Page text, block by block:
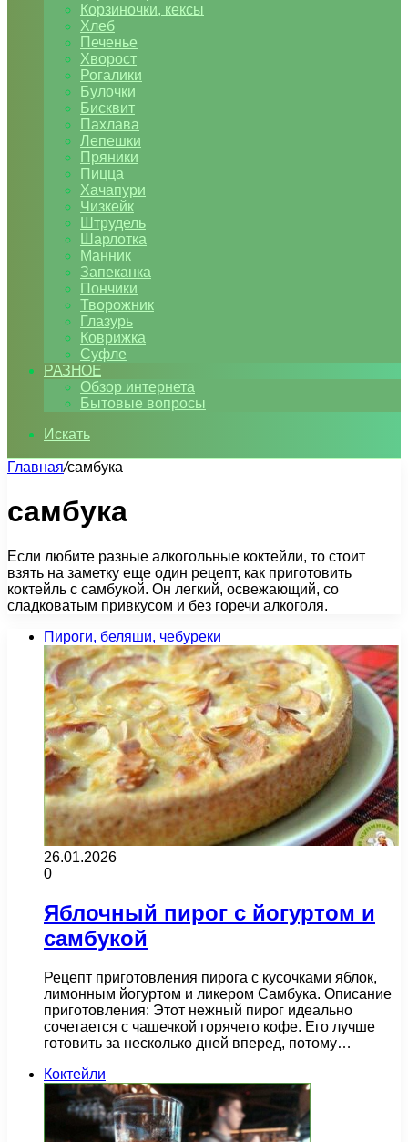
Корзиночки, кексы
Хлеб
Печенье
Хворост
Рогалики
Булочки
Бисквит
Пахлава
Лепешки
Пряники
Пицца
Хачапури
Чизкейк
Штрудель
Шарлотка
Манник
Запеканка
Пончики
Творожник
Глазурь
Коврижка
Суфле
РАЗНОЕ
Обзор интернета
Бытовые вопросы
Искать
Главная/самбука
самбука
Если любите разные алкогольные коктейли, то стоит
взять на заметку еще один рецепт, как приготовить
коктейль с самбукой. Он легкий, освежающий, со
сладковатым привкусом и без горечи алкоголя.
Пироги, беляши, чебуреки
26.01.2026
0
Яблочный пирог с йогуртом и
самбукой
Рецепт приготовления пирога с кусочками яблок,
лимонным йогуртом и ликером Самбука. Описание
приготовления: Этот нежный пирог идеально
сочетается с чашечкой горячего кофе. Его лучше
готовить за несколько дней вперед, потому…
Коктейли